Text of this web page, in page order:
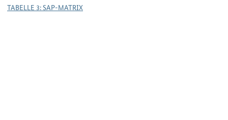
TABELLE 3: SAP-MATRIX